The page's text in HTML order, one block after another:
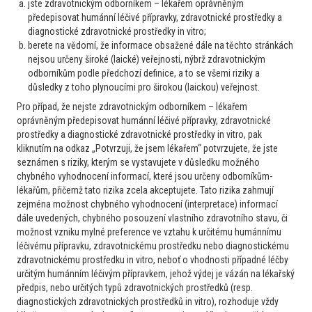
Moc děkuji za možnost využití on-line poradny i všechny
vzdělávací aktivity. Určitě ráda jeste využiji a budu
doporučovat i kolegům.
13. 4. 2026
Skvělý projekt. S tímto dotazem bych se jinak musela
obracet do místní nemocnice na hematologii, kam se však
dovolává těžko a takto jsem pacientčin případ vyřešila
rychle a efektivně.
8. 4. 2026
jste zdravotnickým odborníkem – lékařem oprávněným
předepisovat humánní léčivé přípravky, zdravotnické prostředky a
diagnostické zdravotnické prostředky in vitro;
berete na vědomí, že informace obsažené dále na těchto stránkách
nejsou určeny široké (laické) veřejnosti, nýbrž zdravotnickým
odborníkům podle předchozí definice, a to se všemi riziky a
důsledky z toho plynoucími pro širokou (laickou) veřejnost.
Pro případ, že nejste zdravotnickým odborníkem – lékařem
oprávněným předepisovat humánní léčivé přípravky, zdravotnické
prostředky a diagnostické zdravotnické prostředky in vitro, pak
kliknutím na odkaz „Potvrzuji, že jsem lékařem“ potvrzujete, že jste
seznámen s riziky, kterým se vystavujete v důsledku možného
chybného vyhodnocení informací, které jsou určeny odborníkům-
lékařům, přičemž tato rizika zcela akceptujete. Tato rizika zahrnují
zejména možnost chybného vyhodnocení (interpretace) informací
dále uvedených, chybného posouzení vlastního zdravotního stavu, či
možnost vzniku mylné preference ve vztahu k určitému humánnímu
léčivému přípravku, zdravotnickému prostředku nebo diagnostickému
zdravotnickému prostředku in vitro, neboť o vhodnosti případné léčby
určitým humánním léčivým přípravkem, jehož výdej je vázán na lékařský
předpis, nebo určitých typů zdravotnických prostředků (resp.
diagnostických zdravotnických prostředků in vitro), rozhoduje vždy